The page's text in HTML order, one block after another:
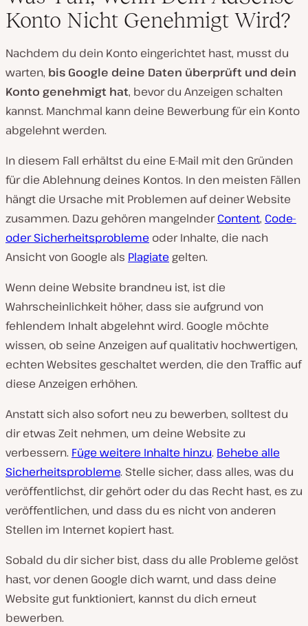
Konto Nicht Genehmigt Wird?
Nachdem du dein Konto eingerichtet hast, musst du
warten, bis Google deine Daten überprüft und dein
Konto genehmigt hat, bevor du Anzeigen schalten
kannst. Manchmal kann deine Bewerbung für ein Konto
abgelehnt werden.
In diesem Fall erhältst du eine E-Mail mit den Gründen
für die Ablehnung deines Kontos. In den meisten Fällen
hängt die Ursache mit Problemen auf deiner Website
zusammen. Dazu gehören mangelnderContent, Code-
oder Sicherheitsprobleme oder Inhalte, die nach
Ansicht von Google als Plagiate gelten.
Wenn deine Website brandneu ist, ist die
Wahrscheinlichkeit höher, dass sie aufgrund von
fehlendem Inhalt abgelehnt wird. Google möchte
wissen, ob seine Anzeigen auf qualitativ hochwertigen,
echten Websites geschaltet werden, die den Traffic auf
diese Anzeigen erhöhen.
Anstatt sich also sofort neu zu bewerben, solltest du
dir etwas Zeit nehmen, um deine Website zu
verbessern. Füge weitere Inhalte hinzu. Behebe alle
Sicherheitsprobleme. Stelle sicher, dass alles, was du
veröffentlichst, dir gehört oder du das Recht hast, es zu
veröffentlichen, und dass du es nicht von anderen
Stellen im Internet kopiert hast.
Sobald du dir sicher bist, dass du alle Probleme gelöst
hast, vor denen Google dich warnt, und dass deine
Website gut funktioniert, kannst du dich erneut
bewerben.